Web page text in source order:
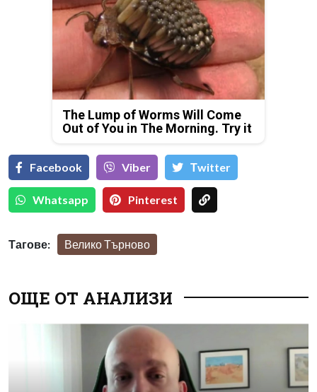
The Lump of Worms Will Come
Out of You in The Morning. Try it
Facebook Viber Тwitter
Whatsapp Pinterest
Тагове: Велико Търново
ОЩЕ ОТ АНАЛИЗИ